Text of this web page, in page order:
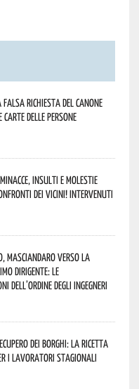
falsa richiesta del canone
carte delle persone
insulti e molestie
dei vicini! Intervenuti
Masciandaro verso la
Dirigente: le
dell’Ordine degli Ingegneri
dei borghi: la ricetta
i lavoratori stagionali